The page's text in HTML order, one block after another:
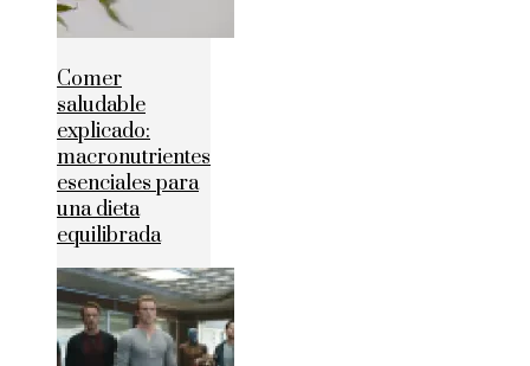
Comer
saludable
explicado:
macronutrientes
esenciales para
una dieta
equilibrada